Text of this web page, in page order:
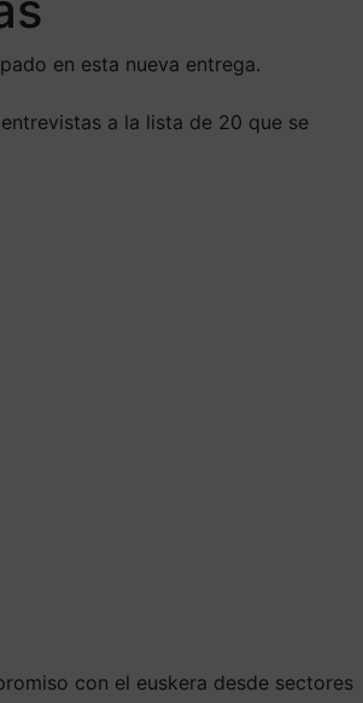
en esta nueva entrega.
a la lista de 20 que se
con el euskera desde sectores